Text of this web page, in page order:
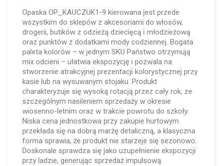
Opaska OP_KAUCZUK1-9 kierowana jest przede
wszystkim do sklepów z akcesoriami do włosów,
drogerii, butików z odzieżą dziecięcą i młodzieżową
oraz punktów z dodatkami mody codziennej. Bogata
paleta kolorów – w jednym SKU Państwo otrzymują
mix odcieni – ułatwia ekspozycję i pozwala na
stworzenie atrakcyjnej prezentacji kolorystycznej przy
kasie lub na wysuwanym stojaku. Produkt
charakteryzuje się wysoką rotacją przez cały rok, ze
szczególnym nasileniem sprzedaży w okresie
wiosenno-letnim oraz w trakcie powrotu do szkoły.
Niska cena jednostkowa przy zakupie hurtowym
przekłada się na dobrą marżę detaliczną, a klasyczna
forma sprawia, że produkt nie starzeje się sezonowo.
Doskonale sprawdza się jako uzupełnienie ekspozycji
przy ladzie, generując sprzedaż impulsową.